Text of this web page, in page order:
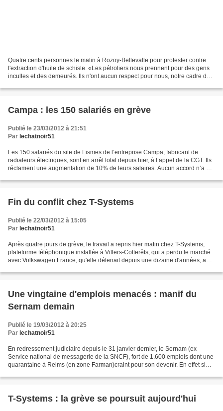
Quatre cents personnes le matin à Rozoy-Bellevalle pour protester contre
l'extraction d'huile de schiste. «Les pétroliers nous prennent pour des gens
incultes et des demeurés. Ils n'ont aucun respect pour nous, notre cadre de
Campa : les 150 salariés en grève
Publié le 23/03/2012 à 21:51
Par lechatnoir51
Les 150 salariés du site de Fismes de l’entreprise Campa, fabricant de
radiateurs électriques, sont en arrêt total depuis hier, à l’appel de la CGT. Ils
réclament une augmentation de 10% de leurs salaires. Aucun accord n’a été
Fin du conflit chez T-Systems
Publié le 22/03/2012 à 15:05
Par lechatnoir51
Après quatre jours de grève, le travail a repris hier matin chez T-Systems,
plateforme téléphonique installée à Villers-Cotterêts, qui a perdu le marché
avec Volkswagen France, qu'elle détenait depuis une dizaine d'années, au
Une vingtaine d'emplois menacés : manif du
Sernam demain
Publié le 19/03/2012 à 20:25
Par lechatnoir51
En redressement judiciaire depuis le 31 janvier dernier, le Sernam (ex
Service national de messagerie de la SNCF), fort de 1.600 emplois dont une
quarantaine à Reims (en zone Farman)craint pour son devenir. En effet si
T-Systems : la grève se poursuit aujourd'hui